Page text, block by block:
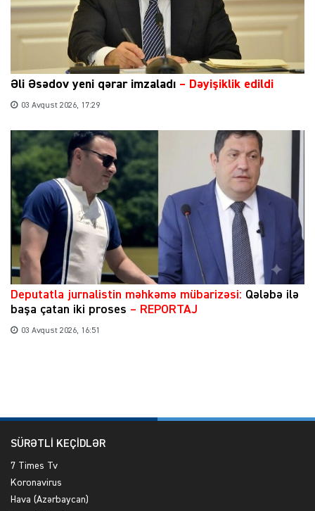
Əli Əsədov yeni qərar imzaladı – Dəyişiklik edildi
03 Avqust 2026, 17:29
​Deputatla jurnalistin məhkəmə mübarizəsi: Qələbə ilə
başa çatan iki proses – REPORTAJ
03 Avqust 2026, 16:51
SÜRƏTLİ KEÇİDLƏR
7 Times Tv
Koronavirus
Hava (Azərbaycan)